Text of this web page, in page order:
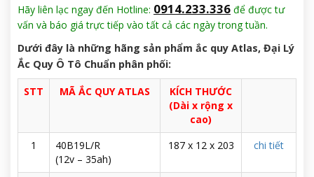
Hãy liên lạc ngay đến Hotline: 0914.233.336 để được tư
vấn và báo giá trực tiếp vào tất cả các ngày trong tuần.
Dưới đây là những hãng sản phẩm ắc quy Atlas, Đại Lý
Ắc Quy Ô Tô Chuẩn phân phối:
STT MÃ ẮC QUY ATLAS
KÍCH THƯỚC
(Dài x rộng x
cao)
1
40B19L/R
(12v – 35ah)
187 x 12 x 203 chi tiết